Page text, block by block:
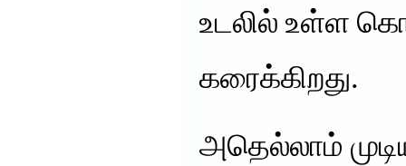
உடலில் உள்ள
கரைக்கிறது.
அதெல்லாம்